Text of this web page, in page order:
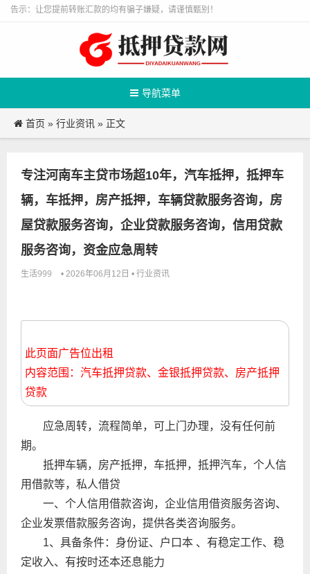
告示：让您提前转账汇款的均有骗子嫌疑，请谨慎甄别！
导航菜单
首页 » 行业资讯 » 正文
专注河南车主贷市场超10年，汽车抵押，抵押车
辆，车抵押，房产抵押，车辆贷款服务咨询，房
屋贷款服务咨询，企业贷款服务咨询，信用贷款
服务咨询，资金应急周转
生活999 • 2026年06月12日 • 行业资讯
此页面广告位出租
内容范围：汽车抵押贷款、金银抵押贷款、房产抵押
贷款
应急周转，流程简单，可上门办理，没有任何前
期。
抵押车辆，房产抵押，车抵押，抵押汽车，个人信
用借款等，私人借贷
一、个人信用借款咨询，企业信用借资服务咨询、
企业发票借款服务咨询，提供各类咨询服务。
1、具备条件：身份证、户口本 、有稳定工作、稳
定收入、有按时还本还息能力